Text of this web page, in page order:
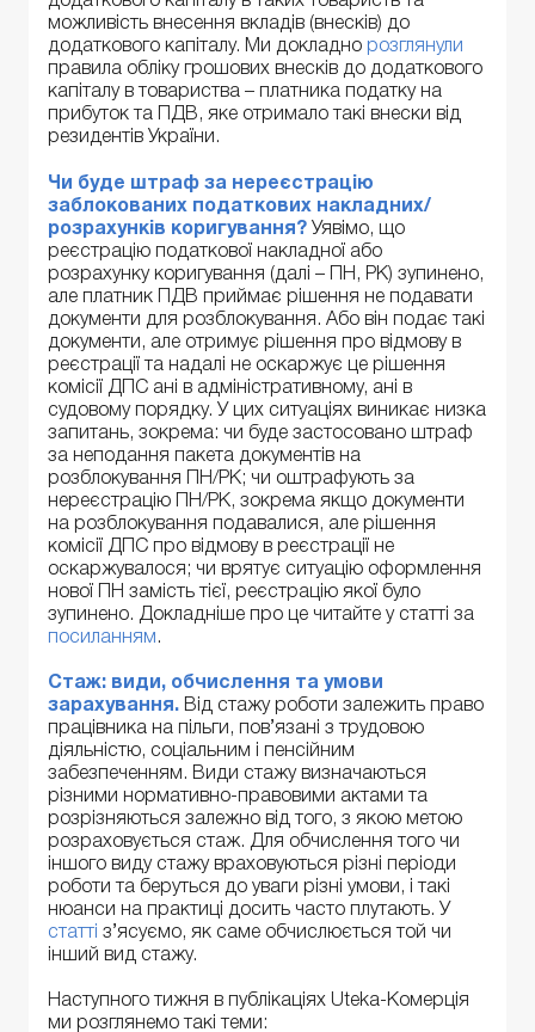
можливість внесення вкладів (внесків) до
додаткового капіталу. Ми докладно розглянули
правила обліку грошових внесків до додаткового
капіталу в товариства – платника податку на
прибуток та ПДВ, яке отримало такі внески від
резидентів України.
Чи буде штраф за нереєстрацію
заблокованих податкових накладних/
розрахунків коригування? Уявімо, що
реєстрацію податкової накладної або
розрахунку коригування (далі – ПН, РК) зупинено,
але платник ПДВ приймає рішення не подавати
документи для розблокування. Або він подає такі
документи, але отримує рішення про відмову в
реєстрації та надалі не оскаржує це рішення
комісії ДПС ані в адміністративному, ані в
судовому порядку. У цих ситуаціях виникає низка
запитань, зокрема: чи буде застосовано штраф
за неподання пакета документів на
розблокування ПН/РК; чи оштрафують за
нереєстрацію ПН/РК, зокрема якщо документи
на розблокування подавалися, але рішення
комісії ДПС про відмову в реєстрації не
оскаржувалося; чи врятує ситуацію оформлення
нової ПН замість тієї, реєстрацію якої було
зупинено. Докладніше про це читайте у статті за
посиланням .
Стаж: види, обчислення та умови
зарахування. Від стажу роботи залежить право
працівника на пільги, пов’язані з трудовою
діяльністю, соціальним і пенсійним
забезпеченням. Види стажу визначаються
різними нормативно-правовими актами та
розрізняються залежно від того, з якою метою
розраховується стаж. Для обчислення того чи
іншого виду стажу враховуються різні періоди
роботи та беруться до уваги різні умови, і такі
нюанси на практиці досить часто плутають. У
статті з’ясуємо, як саме обчислюється той чи
інший вид стажу.
Наступного тижня в публікаціях Uteka-Комерція
ми розглянемо такі теми: